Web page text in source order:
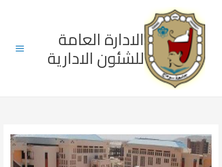
المحتوى
الادارة العامة
للشئون الادارية